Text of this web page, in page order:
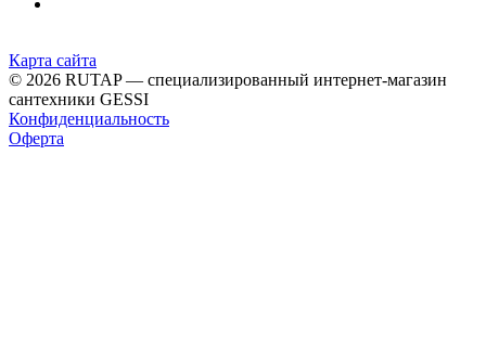
Карта сайта
© 2026 RUTAP — специализированный интернет-магазин
сантехники GESSI
Конфиденциальность
Оферта